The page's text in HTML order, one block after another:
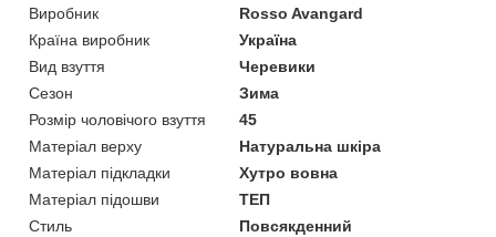
Виробник
Rosso Avangard
Країна виробник
Україна
Вид взуття
Черевики
Сезон
Зима
Розмір чоловічого взуття
45
Матеріал верху
Натуральна шкіра
Матеріал підкладки
Хутро вовна
Матеріал підошви
ТЕП
Стиль
Повсякденний